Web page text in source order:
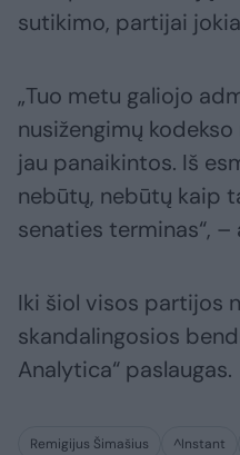
sutikimo, partijai
„Tuo metu galiojo
nusižengimų
jau panaikintos. Iš
nebūtų, nebūtų kaip
senaties terminas“, –
Iki šiol visos partijos
skandalingosios
Analytica“ paslaugas.
Remigijus Šimašius ^Instant